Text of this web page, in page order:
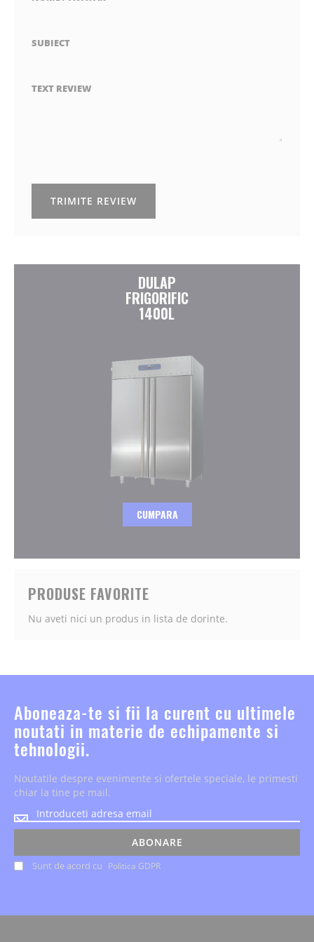
SUBIECT
TEXT REVIEW
TRIMITE REVIEW
DULAP
FRIGORIFIC
1400L
CUMPARA
PRODUSE FAVORITE
Nu aveti nici un produs in lista de dorinte.
Aboneaza-te si fii la curent cu ultimele
noutati in materie de echipamente si
tehnologii.
Noutatile despre evenimente si ofertele speciale, le primesti
chiar la tine pe mail.
Noutatile
despre
si
oferteleSunt de acord cu Politica GDPR
ABONARE